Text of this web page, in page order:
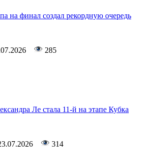
на финал создал рекордную очередь
285
Ле стала 11-й на этапе Кубка
314